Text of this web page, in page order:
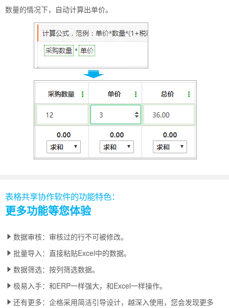
数量的情况下，自动计算出单价。
表格共享协作软件的功能特色：
更多功能等您体验
数据审核：审核过的行不可被修改。
批量导入：直接粘贴Excel中的数据。
数据筛选：按列筛选数据。
极易入手：和ERP一样强大，和Excel一样操作。
还有更多：企格采用简洁引导设计，越深入使用，您会发现更多